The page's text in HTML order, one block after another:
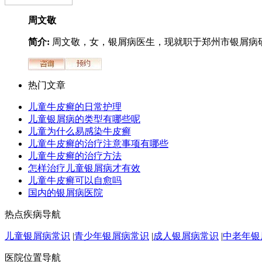
周文敬
简介: 周文敬，女，银屑病医生，现就职于郑州市银屑病
热门文章
儿童牛皮癣的日常护理
儿童银屑病的类型有哪些呢
儿童为什么易感染牛皮癣
儿童牛皮癣的治疗注意事项有哪些
儿童牛皮癣的治疗方法
怎样治疗儿童银屑病才有效
儿童牛皮癣可以自愈吗
国内的银屑病医院
热点疾病导航
儿童银屑病常识 |青少年银屑病常识 |成人银屑病常识 |中老年
医院位置导航